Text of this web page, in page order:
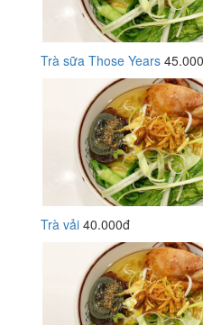
Trà sữa Those Years
Trà vải 40.000đ